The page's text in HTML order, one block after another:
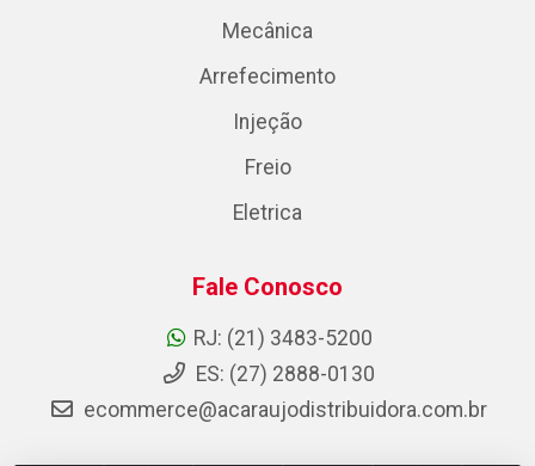
Mecânica
Arrefecimento
Injeção
Freio
Eletrica
Fale Conosco
RJ: (21) 3483-5200
ES: (27) 2888-0130
ecommerce@acaraujodistribuidora.com.br